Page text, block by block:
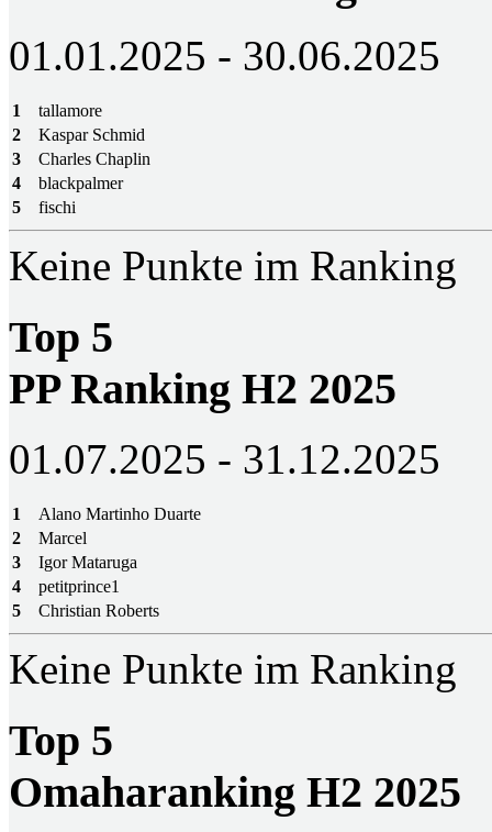
01.01.2025 - 30.06.2025
1
tallamore
2
Kaspar Schmid
3
Charles Chaplin
4
blackpalmer
5
fischi
Keine Punkte im Ranking
Top 5
PP Ranking H2 2025
01.07.2025 - 31.12.2025
1
Alano Martinho Duarte
2
Marcel
3
Igor Mataruga
4
petitprince1
5
Christian Roberts
Keine Punkte im Ranking
Top 5
Omaharanking H2 2025